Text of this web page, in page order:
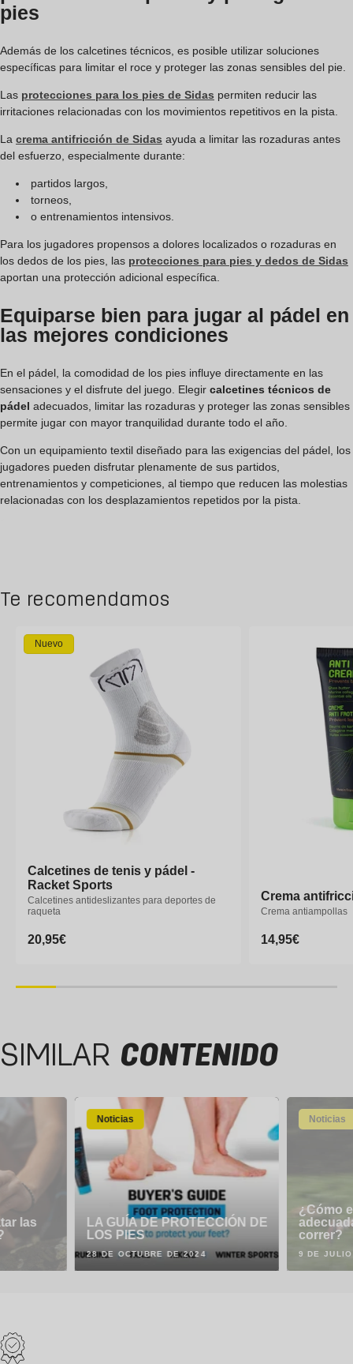
pies
Además de los calcetines técnicos, es posible utilizar soluciones
específicas para limitar el roce y proteger las zonas sensibles del pie.
Las protecciones para los pies de Sidas permiten reducir las
irritaciones relacionadas con los movimientos repetitivos en la pista.
La crema antifricción de Sidas ayuda a limitar las rozaduras antes
del esfuerzo, especialmente durante:
partidos largos,
torneos,
o entrenamientos intensivos.
Para los jugadores propensos a dolores localizados o rozaduras en
los dedos de los pies, las protecciones para pies y dedos de Sidas
aportan una protección adicional específica.
Equiparse bien para jugar al pádel en
las mejores condiciones
En el pádel, la comodidad de los pies influye directamente en las
sensaciones y el disfrute del juego. Elegir calcetines técnicos de
pádel adecuados, limitar las rozaduras y proteger las zonas sensibles
permite jugar con mayor tranquilidad durante todo el año.
Con un equipamiento textil diseñado para las exigencias del pádel, los
jugadores pueden disfrutar plenamente de sus partidos,
entrenamientos y competiciones, al tiempo que reducen las molestias
relacionadas con los desplazamientos repetidos por la pista.
Te recomendamos
Nuevo
Calcetines de tenis y pádel -
Racket Sports
Calcetines antideslizantes para deportes de
raqueta
Precio
20,95€
Calcetines de tenis y pádel -
Racket Sports
Calcetines antideslizantes para deportes de
raqueta
Precio
20,95€
Crema
Crema antiampollas
Precio
14,95€
SIMILAR CONTENIDO
las
Noticias
LA GUÍA DE PROTECCIÓN DE
LOS PIES
28 DE OCTUBRE DE 2024
Noticias
¿Cómo
correr?
9 DE